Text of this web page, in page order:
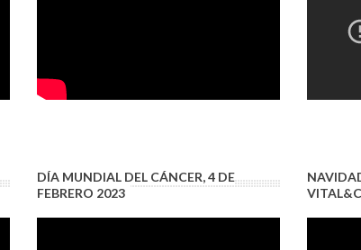
DÍA MUNDIAL DEL CÁNCER, 4 DE
FEBRERO 2023